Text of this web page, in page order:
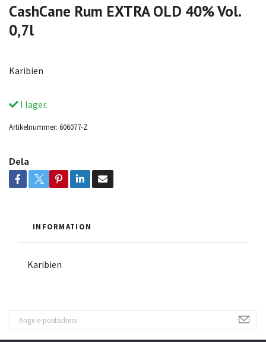
CashCane Rum EXTRA OLD 40% Vol.
0,7l
Karibien
I lager.
Artikelnummer: 606077-Z
Dela
INFORMATION
Karibien